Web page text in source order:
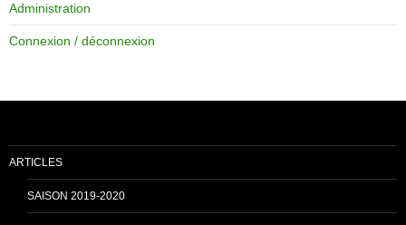
o
Administration
Connexion / déconnexion
ARTICLES
SAISON 2019-2020